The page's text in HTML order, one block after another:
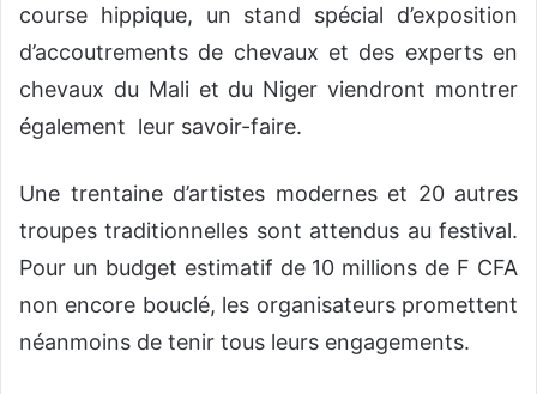
course hippique, un stand spécial d’exposition
d’accoutrements de chevaux et des experts en
chevaux du Mali et du Niger viendront montrer
également leur savoir-faire.
Une trentaine d’artistes modernes et 20 autres
troupes traditionnelles sont attendus au festival.
Pour un budget estimatif de 10 millions de F CFA
non encore bouclé, les organisateurs promettent
néanmoins de tenir tous leurs engagements.